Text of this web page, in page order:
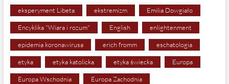
eksperyment Libeta ekstremizm Emilia Dowgiało
Encyklika "Wiara i rozum" English enlightenment
epidemia koronawirusa erich fromm eschatologia
etyka etyka katolicka etyka świecka Europa
Europa Wschodnia Europa Zachodnia